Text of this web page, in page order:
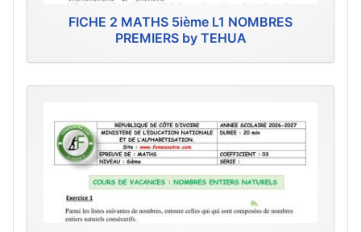
FICHE 2 MATHS 5ième L1 NOMBRES
PREMIERS by TEHUA